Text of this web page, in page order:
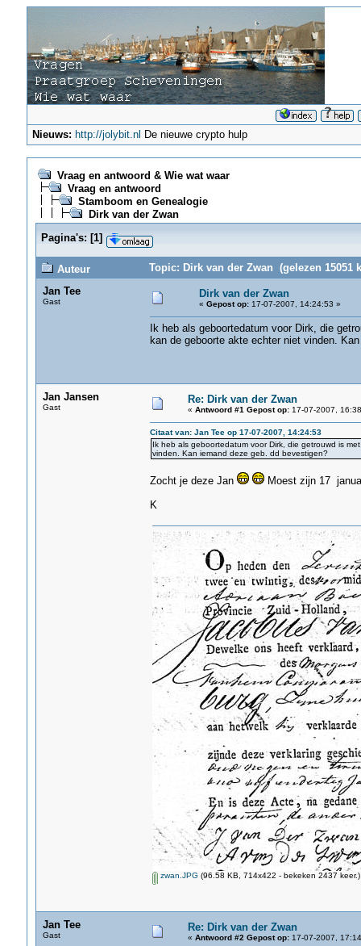
Nieuws: http://jolybit.nl De nieuwe crypto hulp
Vraag en antwoord & Wie wat waar
Vraag en antwoord
Stamboom en Genealogie
Dirk van der Zwan
Pagina's: [1]
Auteur
Topic: Dirk van der Zwan (gelezen 15051
Jan Tee
Gast
Dirk van der Zwan
« Gepost op:17-07-2007, 14:24:53 »
Ik heb als geboortedatum voor Dirk, die
kan de geboorte akte echter niet vinden.
Jan Jansen
Gast
Re: Dirk van der Zwan
« Antwoord #1 Gepost op:17-07-2007,
Citaat van: Jan Tee op 17-07-2007, 14:24:53
Ik heb als geboortedatum voor Dirk, die getrouwd is
vinden. Kan iemand deze geb. dd bevestigen?
Zocht je deze Jan
Moest zijn 17
K
zwan.JPG (96.58 KB, 714x422 - bekeken 2437 keer.)
Jan Tee
Gast
Re: Dirk van der Zwan
« Antwoord #2 Gepost op:17-07-2007,